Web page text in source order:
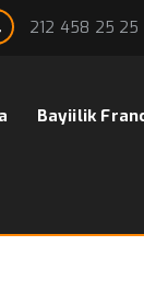
212 458 25 25
Bayiilik